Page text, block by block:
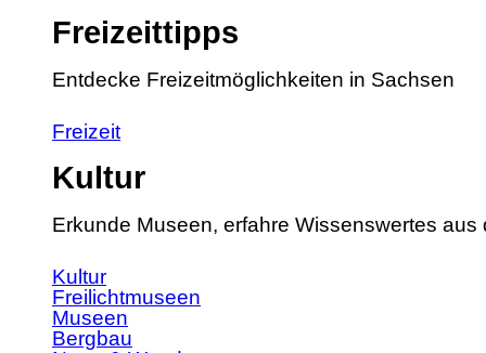
Freizeittipps
Entdecke Freizeitmöglichkeiten in Sachsen
Freizeit
Kultur
Erkunde Museen, erfahre Wissenswertes
Kultur
Freilichtmuseen
Museen
Bergbau